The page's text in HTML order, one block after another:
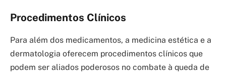
Procedimentos Clínicos
Para além dos medicamentos, a medicina estética e a
dermatologia oferecem procedimentos clínicos que
podem ser aliados poderosos no combate à queda de